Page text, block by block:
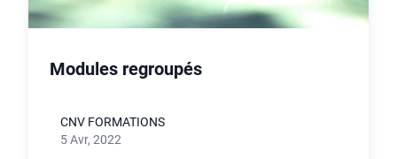
Modules regroupés
CNV FORMATIONS
5 Avr, 2022